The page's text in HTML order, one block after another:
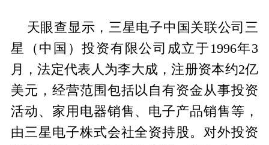
天眼查显示，三星电子中国关联公司三
星（中国）投资有限公司成立于1996年3
月，法定代表人为李大成，注册资本约2亿
美元，经营范围包括以自有资金从事投资
活动、家用电器销售、电子产品销售等，
由三星电子株式会社全资持股。对外投资